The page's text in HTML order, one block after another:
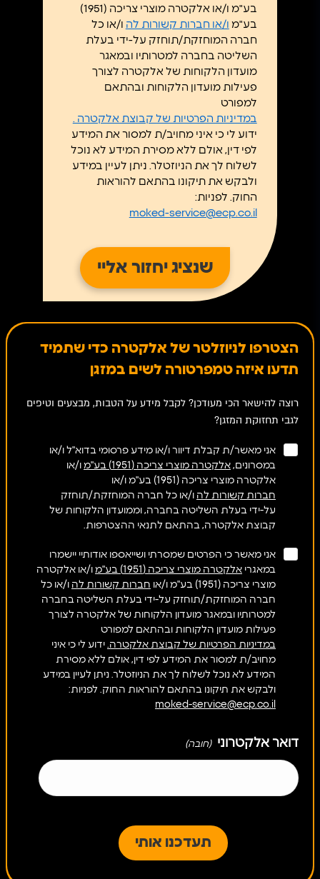
בע"מ ו/או אלקטרה מוצרי צריכה (1951)
בע"מ ו/או חברות קשורות לה ו/או כל
חברה המוחזקת/תוחזק על-ידי בעלת
השליטה בחברה למטרותיו ובמאגר
מועדון הלקוחות של אלקטרה לצורך
פעילות מועדון הלקוחות ובהתאם
למפורט
במדיניות הפרטיות של קבוצת אלקטרה .
ידוע לי כי איני מחויב/ת למסור את המידע
לפי דין, אולם ללא מסירת המידע לא נוכל
לשלוח לך את הניוזטלר. ניתן לעיין במידע
ולבקש את תיקונו בהתאם להוראות
החוק. לפניות:
moked-service@ecp.co.il
הצטרפו לניוזלטר של אלקטרה כדי שתמיד
תדעו איזה טמפרטורה לשים במזגן
רוצה להישאר הכי מעודכן? לקבל מידע על הטבות, מבצעים וטיפים
לגבי תחזוקת המזגן?
אני מאשר/ת קבלת דיוור ו/או מידע פרסומי בדוא"ל ו/או
במסרונים, אלקטרה מוצרי צריכה (1951) בע"מ
ו/או
אלקטרה מוצרי צריכה (1951) בע"מ ו/או
חברות קשורות לה ו/או כל חברה המוחזקת/תוחזק
על-ידי בעלת השליטה בחברה, וממועדון הלקוחות של
קבוצת אלקטרה, בהתאם לתנאי ההצטרפות.
אני מאשר כי הפרטים שמסרתי ושייאספו אודותיי יישמרו
במאגרי אלקטרה מוצרי צריכה (1951) בע"מ
ו/או אלקטרה
מוצרי צריכה (1951) בע"מ ו/או
חברות קשורות לה ו/או כל
חברה המוחזקת/תוחזק על-ידי בעלת השליטה בחברה
למטרותיו ובמאגר מועדון הלקוחות של אלקטרה לצורך
פעילות מועדון הלקוחות ובהתאם למפורט
במדיניות הפרטיות של קבוצת אלקטרה. ידוע לי כי איני
מחויב/ת למסור את המידע לפי דין, אולם ללא מסירת
המידע לא נוכל לשלוח לך את הניוזטלר. ניתן לעיין במידע
ולבקש את תיקונו בהתאם להוראות החוק. לפניות:
moked-service@ecp.co.il
דואר אלקטרוני (חובה)